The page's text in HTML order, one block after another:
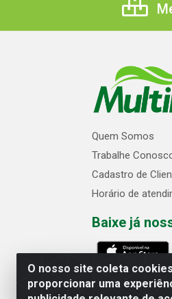
O nosso site coleta
proporcionar uma
Quem Somos
Trabalhe
Cadastro de
Horário de
Baixe já